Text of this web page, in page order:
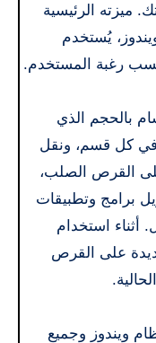
ميزته الرئيسية
يُستخدم
رغبة المستخدم.
بالحجم الذي
في كل قسم، ونقل
القرص الصلب،
برامج وتطبيقات
أثناء استخدام
على القرص
ويندوز وجميع